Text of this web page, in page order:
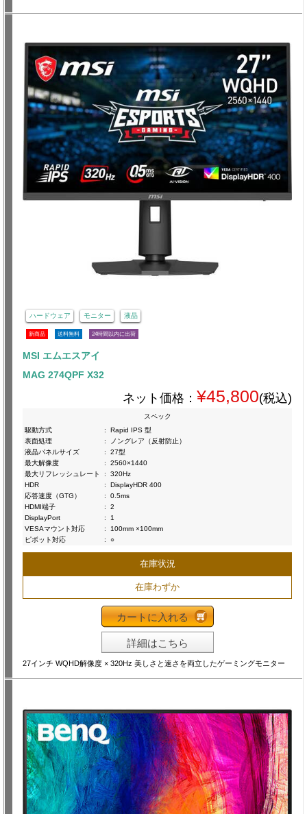
ハードウェア モニター 液晶
新商品 送料無料 24時間以内に出荷
MSI エムエスアイ
MAG 274QPF X32
ネット価格： ¥45,800(税込)
スペック
駆動方式
:
Rapid IPS 型
表面処理
:
ノングレア（反射防止）
液晶パネルサイズ
:
27型
最大解像度
:
2560×1440
最大リフレッシュレート
:
320Hz
HDR
:
DisplayHDR 400
応答速度（GTG）
:
0.5ms
HDMI端子
:
2
DisplayPort
:
1
VESAマウント対応
:
100mm ×100mm
ピボット対応
: ○
在庫状況
在庫わずか
カートに入れる
詳細はこちら
27インチ WQHD解像度 × 320Hz 美しさと速さを両立したゲーミングモニター